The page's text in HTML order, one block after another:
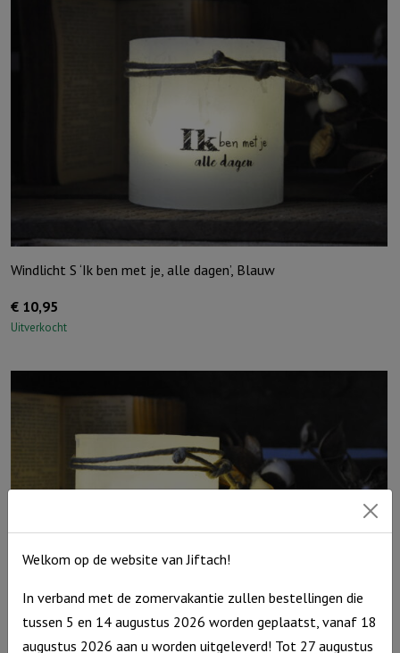
Windlicht S ‘Ik ben met je, alle dagen’, Blauw
€ 10,95
Uitverkocht
Windlicht S ‘Geloof, hoop & Liefde’, Ivoor
Welkom op de website van Jiftach!
In verband met de zomervakantie zullen bestellingen die
tussen 5 en 14 augustus 2026 worden geplaatst, vanaf 18
augustus 2026 aan u worden uitgeleverd! Tot 27 augustus